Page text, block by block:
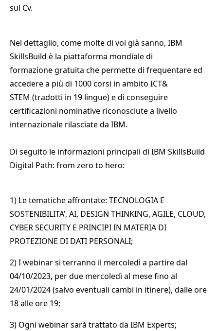
sul Cv.
Nel dettaglio, come molte di voi già sanno, IBM
SkillsBuild è la piattaforma mondiale di
formazione gratuita che permette di frequentare ed
accedere a più di 1000 corsi in ambito ICT&
STEM (tradotti in 19 lingue) e di conseguire
certificazioni nominative riconosciute a livello
internazionale rilasciate da IBM.
Di seguito le informazioni principali di IBM SkillsBuild
Digital Path: from zero to hero:
1) Le tematiche affrontate: TECNOLOGIA E
SOSTENIBILITA’, AI, DESIGN THINKING, AGILE, CLOUD,
CYBER SECURITY E PRINCIPI IN MATERIA DI
PROTEZIONE DI DATI PERSONALI;
2) I webinar si terranno il mercoledì a partire dal
04/10/2023, per due mercoledì al mese fino al
24/01/2024 (salvo eventuali cambi in itinere), dalle ore
18 alle ore 19;
3) Ogni webinar sarà trattato da IBM Experts;